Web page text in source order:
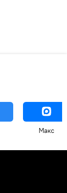
Макс